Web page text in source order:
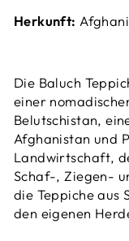
Herkunft:
Die Baluch
einer
Belutschistan,
Afghanistan und
Landwirtschaft,
Schaf-, Ziegen-
die Teppiche aus
den eigenen